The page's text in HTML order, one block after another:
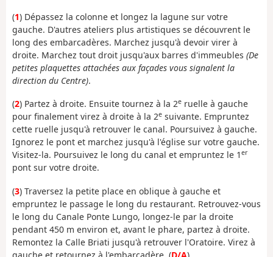
(1) Dépassez la colonne et longez la lagune sur votre
gauche. D'autres ateliers plus artistiques se découvrent le
long des embarcadères. Marchez jusqu'à devoir virer à
droite. Marchez tout droit jusqu'aux barres d'immeubles (De
petites plaquettes attachées aux façades vous signalent la
direction du Centre).
(2) Partez à droite. Ensuite tournez à la 2e ruelle à gauche
pour finalement virez à droite à la 2e suivante. Empruntez
cette ruelle jusqu'à retrouver le canal. Poursuivez à gauche.
Ignorez le pont et marchez jusqu'à l'église sur votre gauche.
Visitez-la. Poursuivez le long du canal et empruntez le 1 er
pont sur votre droite.
(3) Traversez la petite place en oblique à gauche et
empruntez le passage le long du restaurant. Retrouvez-vous
le long du Canale Ponte Lungo, longez-le par la droite
pendant 450 m environ et, avant le phare, partez à droite.
Remontez la Calle Briati jusqu'à retrouver l'Oratoire. Virez à